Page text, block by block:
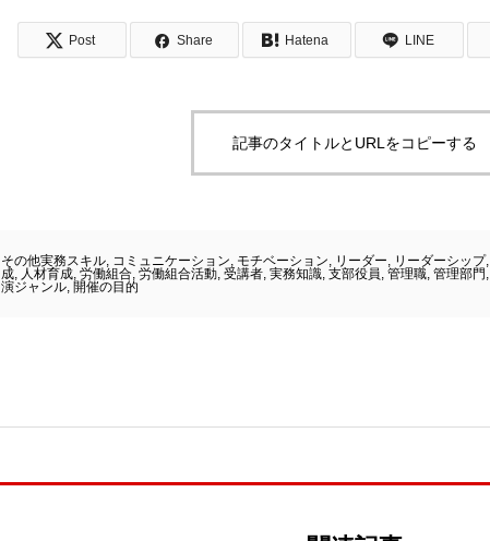
Post Share Hatena LINE
記事のタイトルとURLをコピーする
その他実務スキル, コミュニケーション, モチベーション, リーダー, リーダーシップ,
成, 人材育成, 労働組合, 労働組合活動, 受講者, 実務知識, 支部役員, 管理職, 管理部門,
演ジャンル, 開催の目的